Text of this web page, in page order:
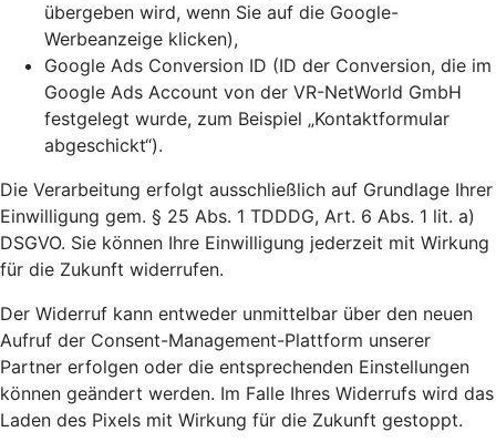
übergeben wird, wenn Sie auf die Google-
Werbeanzeige klicken),
Google Ads Conversion ID (ID der Conversion, die im
Google Ads Account von der VR-NetWorld GmbH
festgelegt wurde, zum Beispiel „Kontaktformular
abgeschickt“).
Die Verarbeitung erfolgt ausschließlich auf Grundlage Ihrer
Einwilligung gem. § 25 Abs. 1 TDDDG, Art. 6 Abs. 1 lit. a)
DSGVO. Sie können Ihre Einwilligung jederzeit mit Wirkung
für die Zukunft widerrufen.
Der Widerruf kann entweder unmittelbar über den neuen
Aufruf der Consent-Management-Plattform unserer
Partner erfolgen oder die entsprechenden Einstellungen
können geändert werden. Im Falle Ihres Widerrufs wird das
Laden des Pixels mit Wirkung für die Zukunft gestoppt.